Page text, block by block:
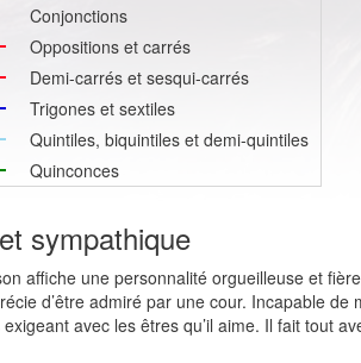
Conjonctions
Oppositions et carrés
Demi-carrés et sesqui-carrés
Trigones et sextiles
Quintiles, biquintiles et demi-quintiles
Quinconces
sympathique
affiche une personnalité orgueilleuse et
d’être admiré par une cour. Incapable de
avec les êtres qu’il aime. Il fait tout